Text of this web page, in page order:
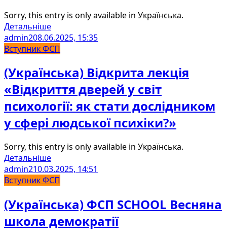
Sorry, this entry is only available in Українська.
Детальніше
admin208.06.2025, 15:35
Вступник ФСП
(Українська) Відкрита лекція
«Відкриття дверей у світ
психології: як стати дослідником
у сфері людської психіки?»
Sorry, this entry is only available in Українська.
Детальніше
admin210.03.2025, 14:51
Вступник ФСП
(Українська) ФСП SCHOOL Весняна
школа демократії